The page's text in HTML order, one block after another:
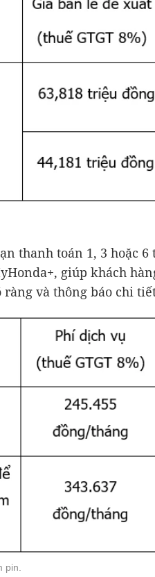
thanh toán 1, 3 hoặc 6
giúp khách
và thông báo chi
pin.